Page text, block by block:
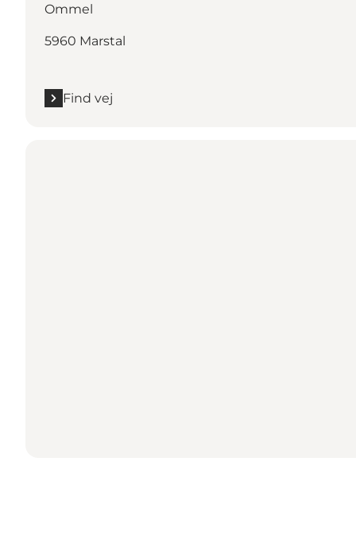
Ommel
5960 Marstal
Find vej